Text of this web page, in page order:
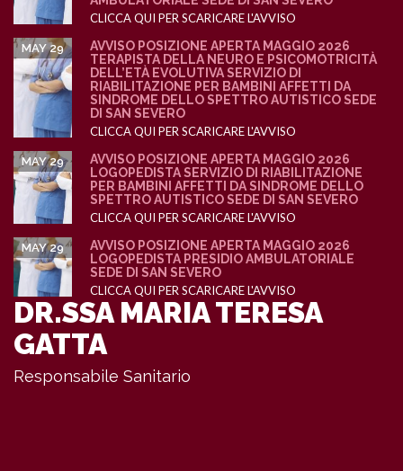
CLICCA QUI PER SCARICARE L'AVVISO
AVVISO POSIZIONE APERTA MAGGIO 2026
TERAPISTA DELLA NEURO E PSICOMOTRICITÀ
DELL’ETÀ EVOLUTIVA SERVIZIO DI
RIABILITAZIONE PER BAMBINI AFFETTI DA
SINDROME DELLO SPETTRO AUTISTICO SEDE
DI SAN SEVERO
MAY 29
CLICCA QUI PER SCARICARE L'AVVISO
AVVISO POSIZIONE APERTA MAGGIO 2026
LOGOPEDISTA SERVIZIO DI RIABILITAZIONE
PER BAMBINI AFFETTI DA SINDROME DELLO
SPETTRO AUTISTICO SEDE DI SAN SEVERO
MAY 29
CLICCA QUI PER SCARICARE L'AVVISO
AVVISO POSIZIONE APERTA MAGGIO 2026
LOGOPEDISTA PRESIDIO AMBULATORIALE
SEDE DI SAN SEVERO
MAY 29
CLICCA QUI PER SCARICARE L'AVVISO
DR.SSA MARIA TERESA
GATTA
Responsabile Sanitario